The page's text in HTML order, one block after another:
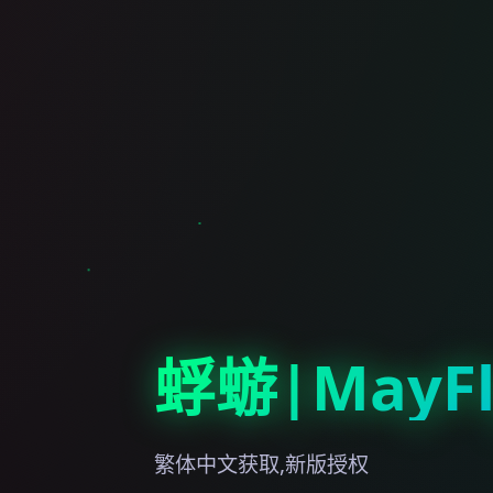
蜉蝣
繁体中文获取,新版授权